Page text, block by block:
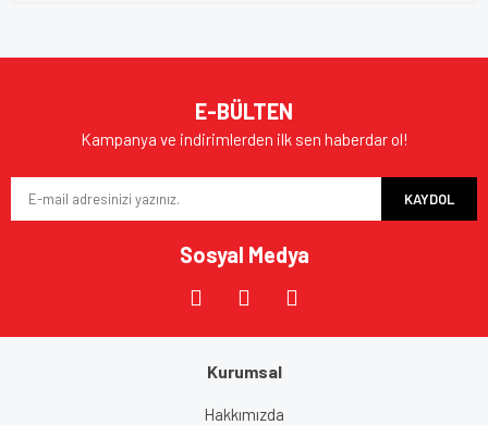
E-BÜLTEN
Kampanya ve indirimlerden ilk sen haberdar ol!
KAYDOL
Sosyal Medya
Kurumsal
Hakkımızda